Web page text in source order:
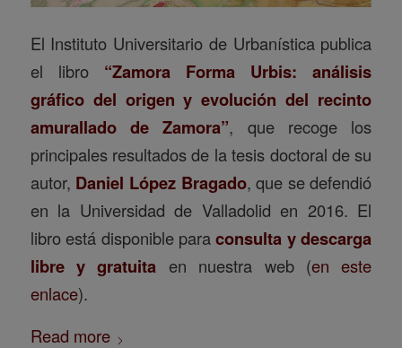
El Instituto Universitario de Urbanística publica
el libro “Zamora Forma Urbis: análisis
gráfico del origen y evolución del recinto
amurallado de Zamora”, que recoge los
principales resultados de la tesis doctoral de su
autor, Daniel López Bragado, que se defendió
en la Universidad de Valladolid en 2016. El
libro está disponible paraconsulta y descarga
libre y gratuita en nuestra web (en este
enlace).
Read more